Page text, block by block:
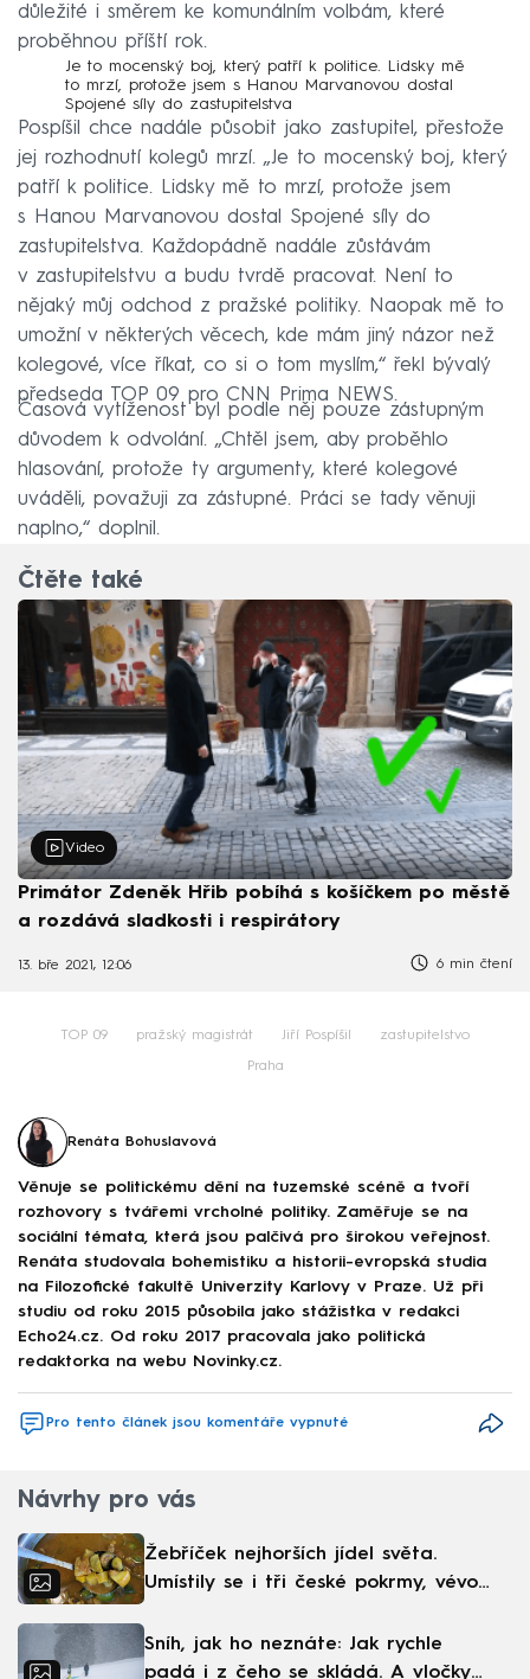
důležité i směrem ke komunálním volbám, které
proběhnou příští rok.
Je to mocenský boj, který patří k politice. Lidsky mě
to mrzí, protože jsem s Hanou Marvanovou dostal
Spojené síly do zastupitelstva
Pospíšil chce nadále působit jako zastupitel, přestože
jej rozhodnutí kolegů mrzí. „Je to mocenský boj, který
patří k politice. Lidsky mě to mrzí, protože jsem
s Hanou Marvanovou dostal Spojené síly do
zastupitelstva. Každopádně nadále zůstávám
v zastupitelstvu a budu tvrdě pracovat. Není to
nějaký můj odchod z pražské politiky. Naopak mě to
umožní v některých věcech, kde mám jiný názor než
kolegové, více říkat, co si o tom myslím,“ řekl bývalý
předseda TOP 09 pro CNN Prima NEWS.
Časová vytíženost byl podle něj pouze zástupným
důvodem k odvolání. „Chtěl jsem, aby proběhlo
hlasování, protože ty argumenty, které kolegové
uváděli, považuji za zástupné. Práci se tady věnuji
naplno,“ doplnil.
Čtěte také
Video
Primátor Zdeněk Hřib pobíhá s košíčkem po městě
a rozdává sladkosti i respirátory
13. bře 2021, 12:06 6 min čtení
TOP 09 pražský magistrát Jiří Pospíšil zastupitelstvo
Praha
Renáta Bohuslavová
Věnuje se politickému dění na tuzemské scéně a tvoří
rozhovory s tvářemi vrcholné politiky. Zaměřuje se na
sociální témata, která jsou palčivá pro širokou veřejnost.
Renáta studovala bohemistiku a historii-evropská studia
na Filozofické fakultě Univerzity Karlovy v Praze. Už při
studiu od roku 2015 působila jako stážistka v redakci
Echo24.cz. Od roku 2017 pracovala jako politická
redaktorka na webu Novinky.cz.
Pro tento článek jsou komentáře vypnuté
Návrhy pro vás
Žebříček nejhorších jídel světa.
Umístily se i tři české pokrmy, vévodí
Sníh, jak ho neznáte: Jak rychle
padá i z čeho se skládá. A vločky